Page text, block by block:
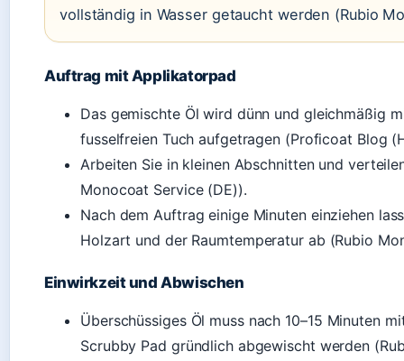
vollständig in Wasser getaucht werden (Rubio
Auftrag mit Applikatorpad
Das gemischte Öl wird dünn und gleichmäßig
fusselfreien Tuch aufgetragen (Proficoat Blog
Arbeiten Sie in kleinen Abschnitten und
Monocoat Service (DE)).
Nach dem Auftrag einige Minuten einziehen
Holzart und der Raumtemperatur ab (Rubio
Einwirkzeit und Abwischen
Überschüssiges Öl muss nach 10–15 Minuten
Scrubby Pad gründlich abgewischt werden